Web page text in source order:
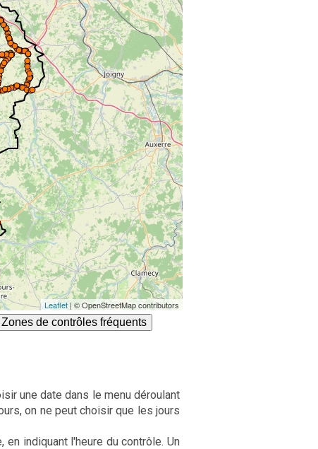
Leaflet | © OpenStreetMap contributors
Zones de contrôles fréquents
une date dans le menu déroulant
on ne peut choisir que les jours
indiquant l'heure du contrôle. Un